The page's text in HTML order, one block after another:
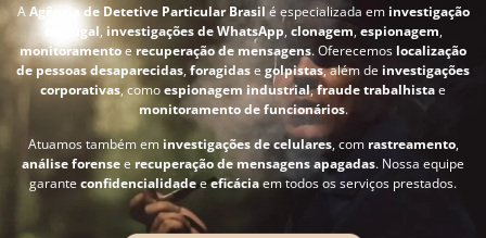
AAgência de Detetive Particular Brasil é especializada em investigação
conjugal, investigações de WhatsApp, clonagem,espionagem,
monitoramentoe recuperação de mensagens. Oferecemos localização
de pessoas desaparecidas, foragidase golpistas, além de investigações
corporativas, comoespionagem industrial,fraude trabalhistae
monitoramento de funcionários.
Atuamos também em investigações de celulares, com rastreamento,
análise forensee recuperação de mensagens apagadas. Nossa equipe
garante confidencialidadeeeficáciaem todos os serviços prestados.